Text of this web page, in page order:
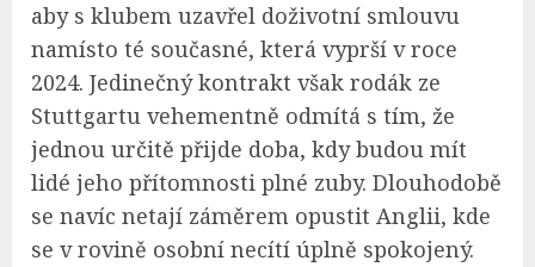
aby s klubem uzavřel doživotní smlouvu
namísto té současné, která vyprší v roce
2024. Jedinečný kontrakt však rodák ze
Stuttgartu vehementně odmítá s tím, že
jednou určitě přijde doba, kdy budou mít
lidé jeho přítomnosti plné zuby. Dlouhodobě
se navíc netají záměrem opustit Anglii, kde
se v rovině osobní necítí úplně spokojený.